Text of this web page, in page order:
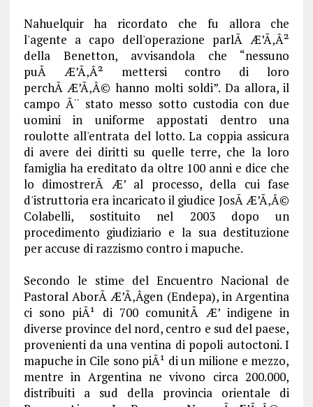
Nahuelquir ha ricordato che fu allora che
l'agente a capo dell'operazione parlÃ Æ’Ã‚Â²
della Benetton, avvisandola che “nessuno
puÃ Æ’Ã‚Â² mettersi contro di loro
perchÃ Æ’Ã‚Â© hanno molti soldi”. Da allora, il
campo Ã¨ stato messo sotto custodia con due
uomini in uniforme appostati dentro una
roulotte all'entrata del lotto. La coppia assicura
di avere dei diritti su quelle terre, che la loro
famiglia ha ereditato da oltre 100 anni e dice che
lo dimostrerÃ Æ’ al processo, della cui fase
d'istruttoria era incaricato il giudice JosÃ Æ’Ã‚Â©
Colabelli, sostituito nel 2003 dopo un
procedimento giudiziario e la sua destituzione
per accuse di razzismo contro i mapuche.
Secondo le stime del Encuentro Nacional de
Pastoral AborÃ Æ’Ã‚Â­gen (Endepa), in Argentina
ci sono piÃ¹ di 700 comunitÃ Æ’ indigene in
diverse province del nord, centro e sud del paese,
provenienti da una ventina di popoli autoctoni. I
mapuche in Cile sono piÃ¹ di un milione e mezzo,
mentre in Argentina ne vivono circa 200.000,
distribuiti a sud della provincia orientale di